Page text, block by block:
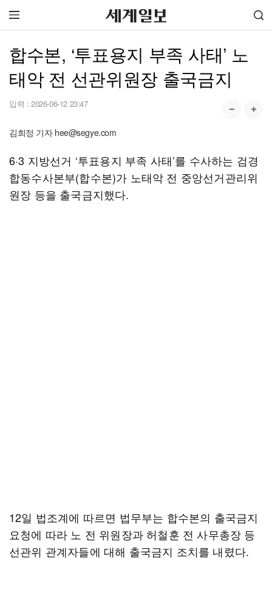
합수본, ‘투표용지 부족 사태’ 노
태악 전 선관위원장 출국금지
입력 : 2026-06-12 23:47
김희정 기자 hee@segye.com
6·3 지방선거 ‘투표용지 부족 사태’를 수사하는 검경
합동수사본부(합수본)가 노태악 전 중앙선거관리위
원장 등을 출국금지했다.
12일 법조계에 따르면 법무부는 합수본의 출국금지
요청에 따라 노 전 위원장과 허철훈 전 사무총장 등
선관위 관계자들에 대해 출국금지 조치를 내렸다.